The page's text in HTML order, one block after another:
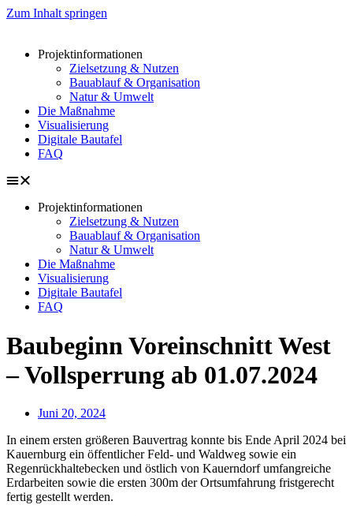
Zum Inhalt springen
Projektinformationen
Zielsetzung & Nutzen
Bauablauf & Organisation
Natur & Umwelt
Die Maßnahme
Visualisierung
Digitale Bautafel
FAQ
Projektinformationen
Zielsetzung & Nutzen
Bauablauf & Organisation
Natur & Umwelt
Die Maßnahme
Visualisierung
Digitale Bautafel
FAQ
Baubeginn Voreinschnitt West
– Vollsperrung ab 01.07.2024
Juni 20, 2024
In einem ersten größeren Bauvertrag konnte bis Ende April 2024 bei
Kauernburg ein öffentlicher Feld- und Waldweg sowie ein
Regenrückhaltebecken und östlich von Kauerndorf umfangreiche
Erdarbeiten sowie die ersten 300m der Ortsumfahrung fristgerecht
fertig gestellt werden.